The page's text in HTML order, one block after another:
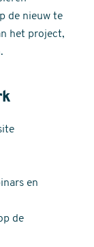
de nieuw te
het project,
en
de